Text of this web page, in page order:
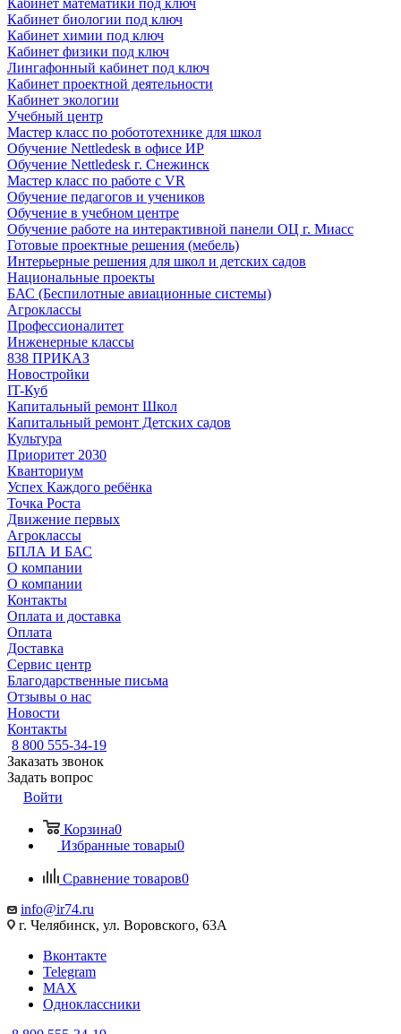
Кабинет математики под ключ
Кабинет биологии под ключ
Кабинет химии под ключ
Кабинет физики под ключ
Лингафонный кабинет под ключ
Кабинет проектной деятельности
Кабинет экологии
Учебный центр
Мастер класс по робототехнике для школ
Обучение Nettledesk в офисе ИР
Обучение Nettledesk г. Снежинск
Мастер класс по работе с VR
Обучение педагогов и учеников
Обучение в учебном центре
Обучение работе на интерактивной панели ОЦ г. Миасс
Готовые проектные решения (мебель)
Интерьерные решения для школ и детских садов
Национальные проекты
БАС (Беспилотные авиационные системы)
Агроклассы
Профессионалитет
Инженерные классы
838 ПРИКАЗ
Новостройки
IT-Куб
Капитальный ремонт Школ
Капитальный ремонт Детских садов
Культура
Приоритет 2030
Кванториум
Успех Каждого ребёнка
Точка Роста
Движение первых
Агроклассы
БПЛА И БАС
О компании
О компании
Контакты
Оплата и доставка
Оплата
Доставка
Сервис центр
Благодарственные письма
Отзывы о нас
Новости
Контакты
8 800 555-34-19
Заказать звонок
Задать вопрос
Войти
Корзина0
Избранные товары0
Сравнение товаров0
info@ir74.ru
г. Челябинск, ул. Воровского, 63А
Вконтакте
Telegram
MAX
Одноклассники